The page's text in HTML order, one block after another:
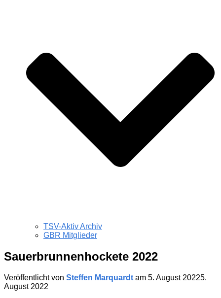
TSV-Aktiv Archiv
GBR Mitglieder
Sauerbrunnenhockete 2022
Veröffentlicht von Steffen Marquardt am 5. August 20225.
August 2022